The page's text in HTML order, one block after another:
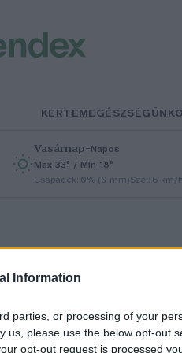
Information
parties, or processing of your
us, please use the below opt-out
opt-out request is processed
KERTEMEGÉSZSÉGÜNK
Vasárnap–Napos
Max 33° / Min 18°
Csapadék: 0% (0 mm)Szél: 6 km/h
válhat a